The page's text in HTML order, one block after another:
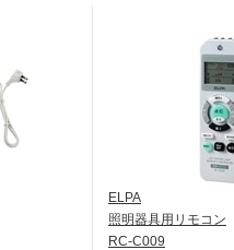
ELPA
照明器具用リモコン
RC-C009